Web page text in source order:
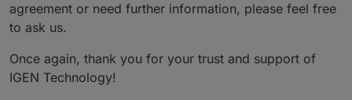
agreement or need further information, please feel free
to ask us.
Once again, thank you for your trust and support of
IGEN Technology!